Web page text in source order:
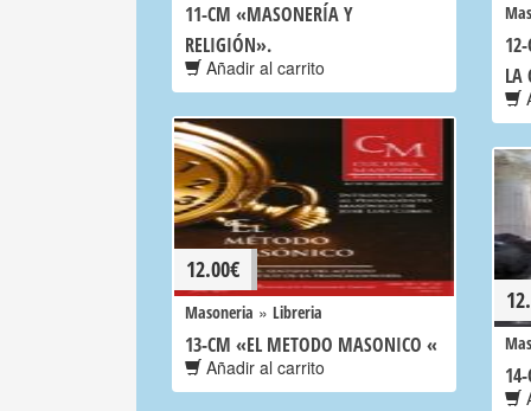
11-CM «MASONERÍA Y
RELIGIÓN».
Añadir al carrito
LA
12.00€
Masoneria » Libreria
13-CM «EL METODO MASONICO «
Añadir al carrito